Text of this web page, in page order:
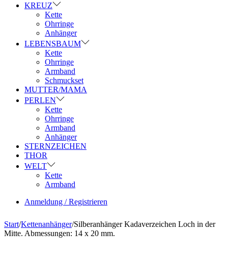
KREUZ
Kette
Ohrringe
Anhänger
LEBENSBAUM
Kette
Ohrringe
Armband
Schmuckset
MUTTER/MAMA
PERLEN
Kette
Ohrringe
Armband
Anhänger
STERNZEICHEN
THOR
WELT
Kette
Armband
Anmeldung / Registrieren
Start/Kettenanhänger/Silberanhänger Kadaverzeichen Loch in der
Mitte. Abmessungen: 14 x 20 mm.